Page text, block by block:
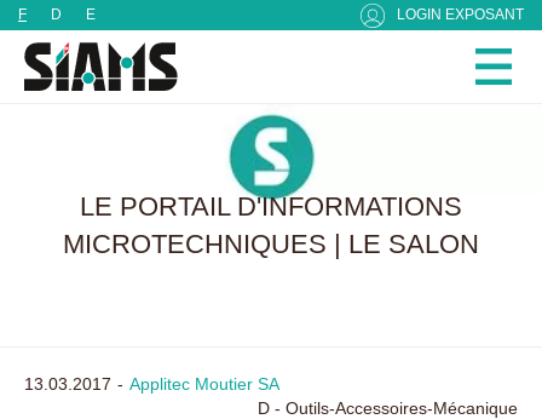
F D E LOGIN EXPOSANT
LE PORTAIL D'INFORMATIONS
MICROTECHNIQUES | LE SALON
13.03.2017
Applitec Moutier SA
D - Outils-Accessoires-Mécanique
Panneau de gestion des cookies